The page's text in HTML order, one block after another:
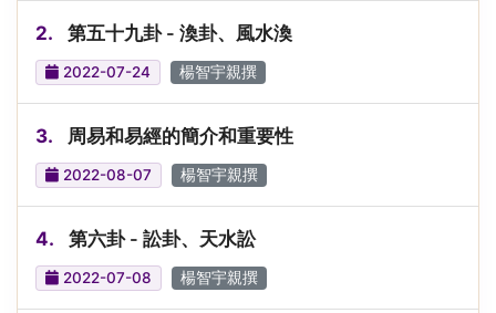
2. 第五十九卦 - 渙卦、風水渙
2022-07-24 楊智宇親撰
3. 周易和易經的簡介和重要性
2022-08-07 楊智宇親撰
4. 第六卦 - 訟卦、天水訟
2022-07-08 楊智宇親撰